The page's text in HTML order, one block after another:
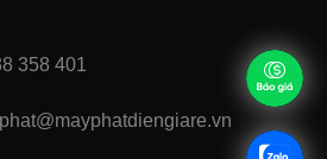
358 401